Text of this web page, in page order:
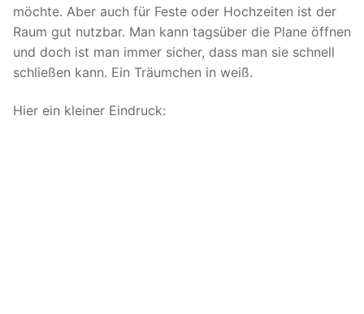
möchte. Aber auch für Feste oder Hochzeiten ist der
Raum gut nutzbar. Man kann tagsüber die Plane öffnen
und doch ist man immer sicher, dass man sie schnell
schließen kann. Ein Träumchen in weiß.
Hier ein kleiner Eindruck: